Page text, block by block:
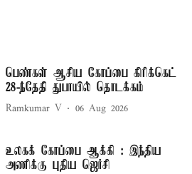
பெண்கள் ஆசிய கோப்பை கிரிக்கெட்
28-ந்தேதி துபாயில் தொடக்கம்
Ramkumar V 06 Aug 2026
உலகக் கோப்பை ஆக்கி : இந்திய
அணிக்கு புதிய ஜெர்சி